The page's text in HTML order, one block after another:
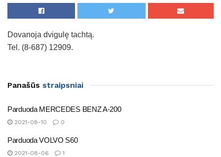
Dovanoja dvigulę tachtą.
Tel. (8-687) 12909.
Panašūs straipsniai
Parduoda MERCEDES BENZ A-200
2021-08-10 0
Parduoda VOLVO S60
2021-08-06 1